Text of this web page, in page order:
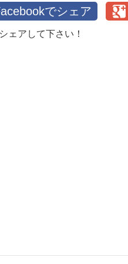
でシェア
シェアして下さい！